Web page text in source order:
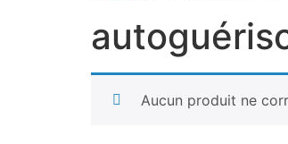
Aucun produit ne